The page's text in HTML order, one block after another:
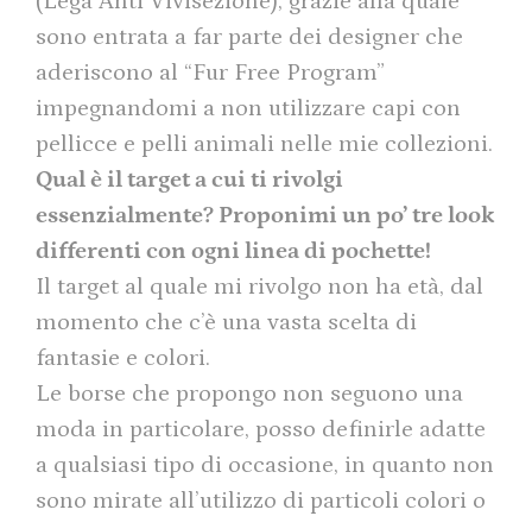
sono entrata a far parte dei designer che
aderiscono al “Fur Free Program”
impegnandomi a non utilizzare capi con
pellicce e pelli animali nelle mie collezioni.
Qual è il target a cui ti rivolgi
essenzialmente? Proponimi un po’ tre look
differenti con ogni linea di pochette!
Il target al quale mi rivolgo non ha età, dal
momento che c’è una vasta scelta di
fantasie e colori.
Le borse che propongo non seguono una
moda in particolare, posso definirle adatte
a qualsiasi tipo di occasione, in quanto non
sono mirate all’utilizzo di particoli colori o